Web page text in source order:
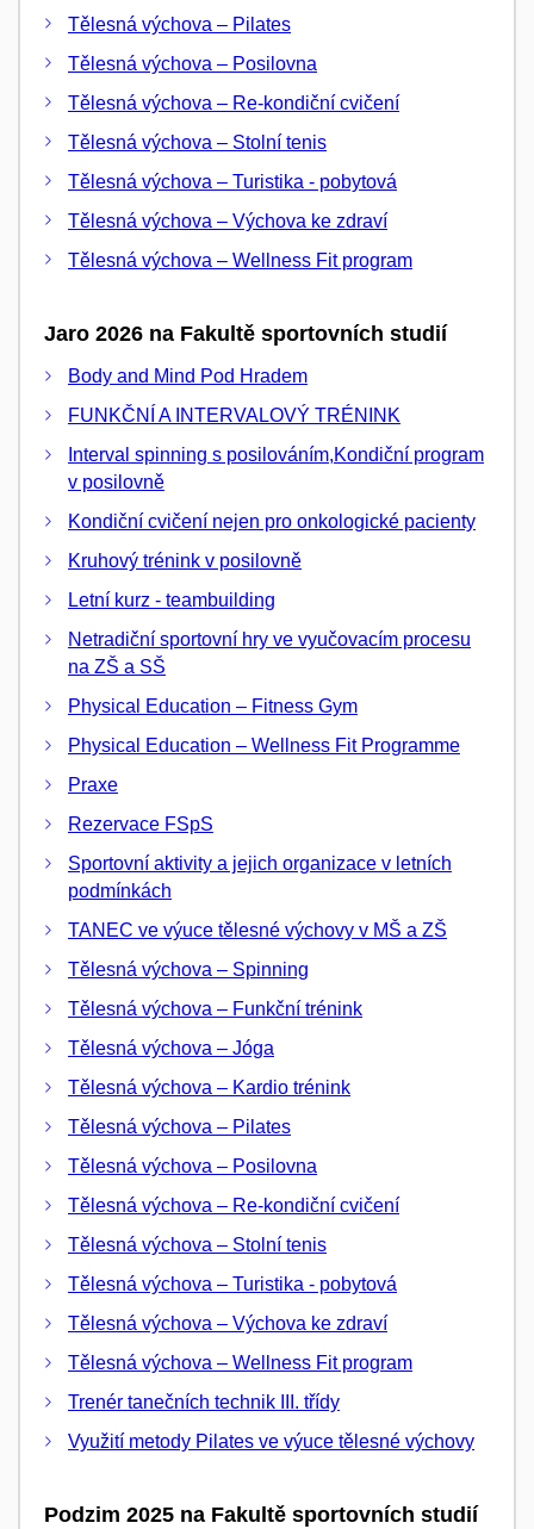
Tělesná výchova – Pilates
Tělesná výchova – Posilovna
Tělesná výchova – Re-kondiční cvičení
Tělesná výchova – Stolní tenis
Tělesná výchova – Turistika - pobytová
Tělesná výchova – Výchova ke zdraví
Tělesná výchova – Wellness Fit program
Jaro 2026 na Fakultě sportovních studií
Body and Mind Pod Hradem
FUNKČNÍ A INTERVALOVÝ TRÉNINK
Interval spinning s posilováním,Kondiční program
v posilovně
Kondiční cvičení nejen pro onkologické pacienty
Kruhový trénink v posilovně
Letní kurz - teambuilding
Netradiční sportovní hry ve vyučovacím procesu
na ZŠ a SŠ
Physical Education – Fitness Gym
Physical Education – Wellness Fit Programme
Praxe
Rezervace FSpS
Sportovní aktivity a jejich organizace v letních
podmínkách
TANEC ve výuce tělesné výchovy v MŠ a ZŠ
Tělesná výchova – Spinning
Tělesná výchova – Funkční trénink
Tělesná výchova – Jóga
Tělesná výchova – Kardio trénink
Tělesná výchova – Pilates
Tělesná výchova – Posilovna
Tělesná výchova – Re-kondiční cvičení
Tělesná výchova – Stolní tenis
Tělesná výchova – Turistika - pobytová
Tělesná výchova – Výchova ke zdraví
Tělesná výchova – Wellness Fit program
Trenér tanečních technik III. třídy
Využití metody Pilates ve výuce tělesné výchovy
Podzim 2025 na Fakultě sportovních studií